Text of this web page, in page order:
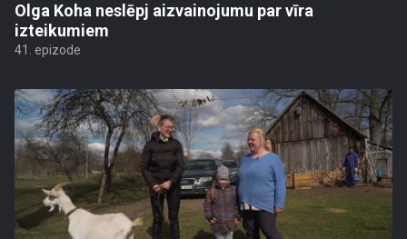
Olga Koha neslēpj aizvainojumu par vīra
izteikumiem
41. epizode